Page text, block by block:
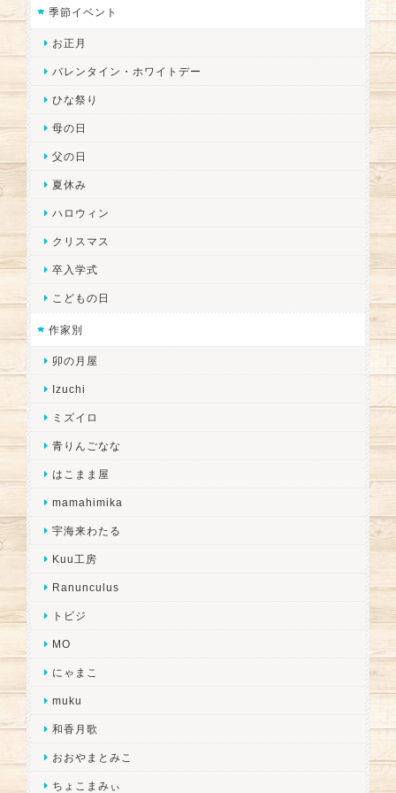
季節イベント
お正月
バレンタイン・ホワイトデー
ひな祭り
母の日
父の日
夏休み
ハロウィン
クリスマス
卒入学式
こどもの日
作家別
卯の月屋
Izuchi
ミズイロ
青りんごなな
はこまま屋
mamahimika
宇海来わたる
Kuu工房
Ranunculus
トビジ
MO
にゃまこ
muku
和香月歌
おおやまとみこ
ちょこまみぃ